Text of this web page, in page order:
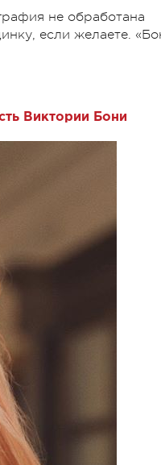
не обработана
если желаете.
Виктории Бони